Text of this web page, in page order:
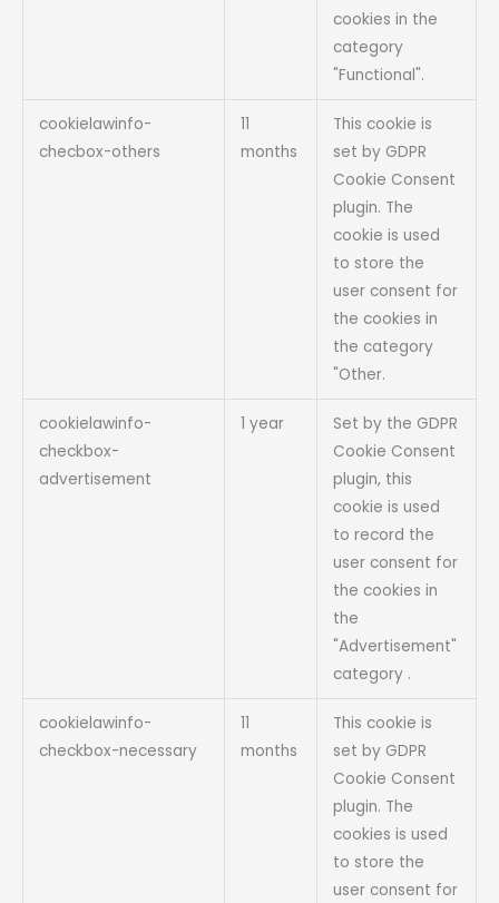
cookies in the
category
"Functional".
cookielawinfo-
checbox-others
11
months
This cookie is
set by GDPR
Cookie Consent
plugin. The
cookie is used
to store the
user consent for
the cookies in
the category
"Other.
cookielawinfo-
checkbox-
advertisement
1 year
Set by the GDPR
Cookie Consent
plugin, this
cookie is used
to record the
user consent for
the cookies in
the
"Advertisement"
category .
cookielawinfo-
checkbox-necessary
11
months
This cookie is
set by GDPR
Cookie Consent
plugin. The
cookies is used
to store the
user consent for